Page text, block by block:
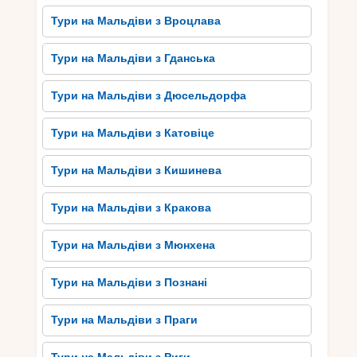
пропонують незабутній відпочинок у райському
середовищі. Тут можна знайти готелі різного
рівня комфорту і розміщення, починаючи від
ексклюзивних вілл на воді з приватним
басейном і доступом до пляжу, до великих
розкішних готелів з усіма зручностями. Кожен
курорт на Баа Атолл пропонує свої унікальні
послуги, такі як спа-центри, ресторани з видом
на океан, приватні вечері під водою та багато
іншого.
Гостям також доступні широкий вибір водних
розваг, таких як дайвінг, сноркелінг, серфінг та
каякінг. Незалежно від обраного готелю або
курорту, розкіш та персоналізований підхід
гарантовано. Вибравши розкішний курорт на
насолодитися неперевершеним комфортом і
неперевершеною красою мальдівських
Тури на Мальдіви з Вроцлава
Тури на Мальдіви з Гданська
Тури на Мальдіви з Дюсельдорфа
Тури на Мальдіви з Катовіце
Тури на Мальдіви з Кишинева
Тури на Мальдіви з Кракова
Тури на Мальдіви з Мюнхена
Тури на Мальдіви з Познані
Тури на Мальдіви з Праги